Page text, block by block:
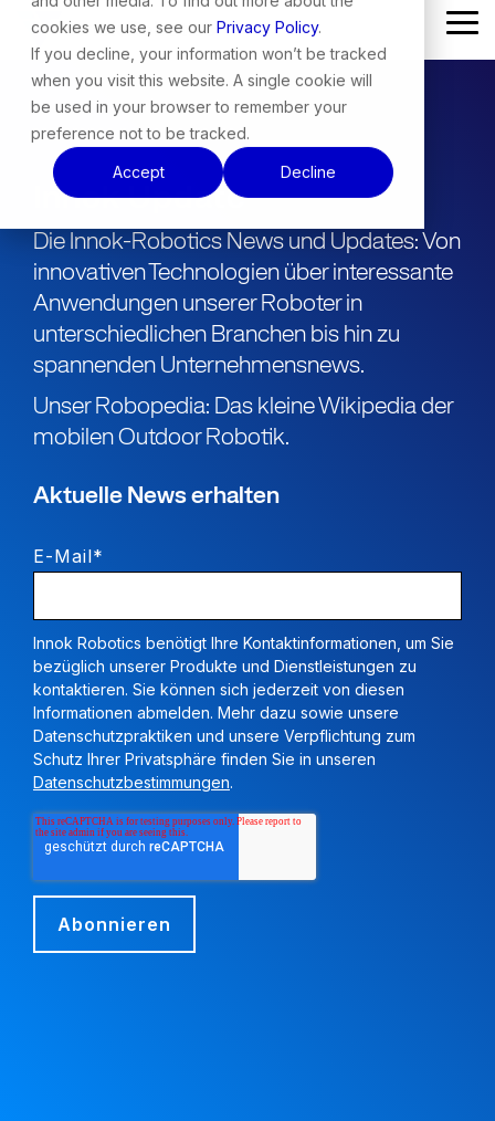
cookies we use, see our Privacy Policy.
If you decline, your information won’t be tracked
when you visit this website. A single cookie will
be used in your browser to remember your
preference not to be tracked.
Accept Decline
Skip
main
content.
Innok Update
Die Innok-Robotics News und Updates: Von
innovativen Technologien über interessante
Anwendungen unserer Roboter in
unterschiedlichen Branchen bis hin zu
spannenden Unternehmensnews.
Unser Robopedia: Das kleine Wikipedia der
mobilen Outdoor Robotik.
Aktuelle News erhalten
E-Mail*
Innok Robotics benötigt Ihre Kontaktinformationen, um Sie
bezüglich unserer Produkte und Dienstleistungen zu
kontaktieren. Sie können sich jederzeit von diesen
Informationen abmelden. Mehr dazu sowie unsere
Datenschutzpraktiken und unsere Verpflichtung zum
Schutz Ihrer Privatsphäre finden Sie in unseren
Datenschutzbestimmungen.